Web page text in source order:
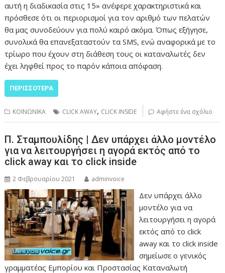
αυτή η διαδικασία στις 15» ανέφερε χαρακτηριστικά και
πρόσθεσε ότι οι περιορισμοί για τον αριθμό των πελατών
θα μας συνοδεύουν για πολύ καιρό ακόμα. Όπως εξήγησε,
συνολικά θα επανεξαταστούν τα SMS, ενώ αναφορικά με το
τρίωρο που έχουν στη διάθεση τους οι καταναλωτές δεν
έχει ληφθεί προς το παρόν κάποια απόφαση.
ΠΕΡΙΣΣΌΤΕΡΑ
ΚΟΙΝΩΝΙΚΑ CLICK AWAY, CLICK INSIDE Αφήστε ένα σχόλιο
Π. Σταμπουλίδης | Δεν υπάρχει άλλο μοντέλο
για να λειτουργήσει η αγορά εκτός από το
click away και το click inside
2 Φεβρουαρίου 2021 adminvoice
Δεν υπάρχει άλλο
μοντέλο για να
λειτουργήσει η αγορά
εκτός από το click
away και το click inside
σημείωσε ο γενικός
γραμματέας Εμπορίου και Προστασίας Καταναλωτή